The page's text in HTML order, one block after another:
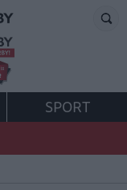
SPORT